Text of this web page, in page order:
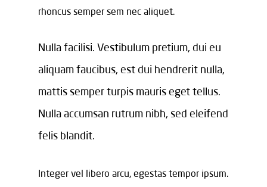
rhoncus semper sem nec aliquet.
Nulla facilisi. Vestibulum pretium, dui eu
aliquam faucibus, est dui hendrerit nulla,
mattis semper turpis mauris eget tellus.
Nulla accumsan rutrum nibh, sed eleifend
felis blandit.
Integer vel libero arcu, egestas tempor ipsum.